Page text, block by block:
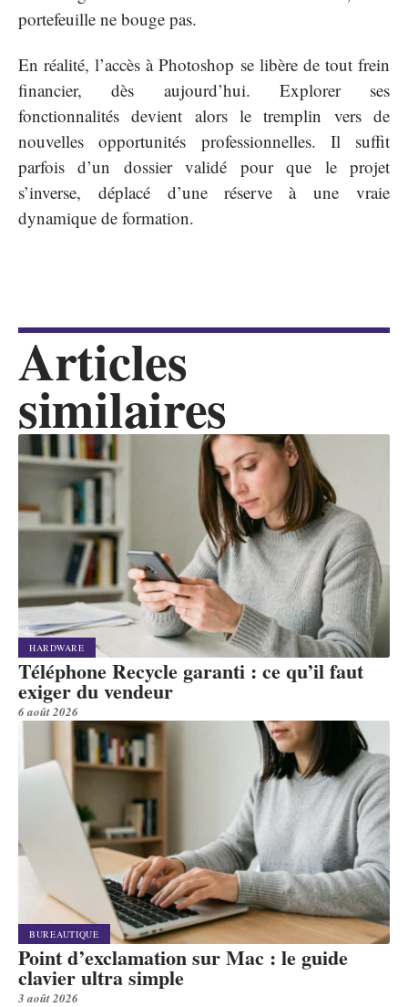
portefeuille ne bouge pas.
En réalité, l’accès à Photoshop se libère de tout frein
financier, dès aujourd’hui. Explorer ses
fonctionnalités devient alors le tremplin vers de
nouvelles opportunités professionnelles. Il suffit
parfois d’un dossier validé pour que le projet
s’inverse, déplacé d’une réserve à une vraie
dynamique de formation.
Articles
similaires
HARDWARE
Téléphone Recycle garanti : ce qu’il faut
exiger du vendeur
6 août 2026
BUREAUTIQUE
Point d’exclamation sur Mac : le guide
clavier ultra simple
3 août 2026